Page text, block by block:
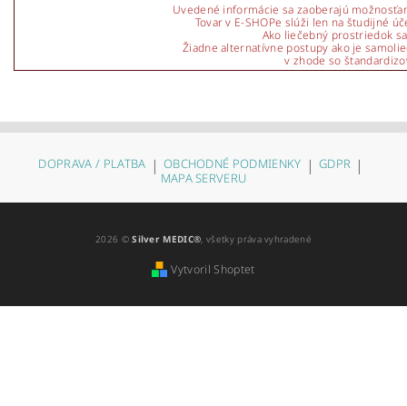
Uvedené informácie sa zaoberajú
Tovar v E-SHOPe slúži len na študijné
Ako liečebný prostriedok
Žiadne alternatívne postupy ako je
v zhode so
DOPRAVA / PLATBA | OBCHODNÉ PODMIENKY | GDPR |
MAPA SERVERU
2026 ©Silver MEDIC®, všetky práva vyhradené
Vytvoril Shoptet